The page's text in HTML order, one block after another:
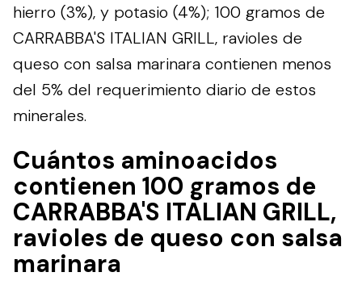
hierro (3%), y potasio (4%); 100 gramos de
CARRABBA'S ITALIAN GRILL, ravioles de
queso con salsa marinara contienen menos
del 5% del requerimiento diario de estos
minerales.
Cuántos aminoacidos
contienen 100 gramos de
CARRABBA'S ITALIAN GRILL,
ravioles de queso con salsa
marinara